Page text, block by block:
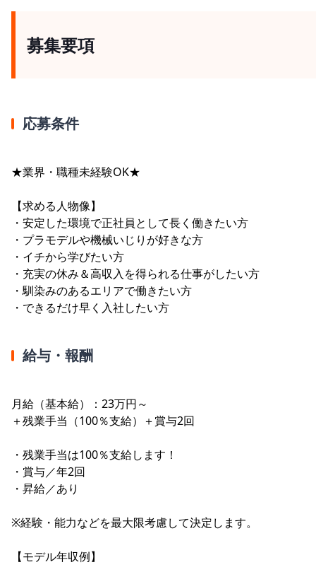
募集要項
応募条件
★業界・職種未経験OK★
【求める人物像】
・安定した環境で正社員として長く働きたい方
・プラモデルや機械いじりが好きな方
・イチから学びたい方
・充実の休み＆高収入を得られる仕事がしたい方
・馴染みのあるエリアで働きたい方
・できるだけ早く入社したい方
給与・報酬
月給（基本給）：23万円～
＋残業手当（100％支給）＋賞与2回
・残業手当は100％支給します！
・賞与／年2回
・昇給／あり
※経験・能力などを最大限考慮して決定します。
【モデル年収例】